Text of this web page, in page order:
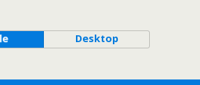
Desktop